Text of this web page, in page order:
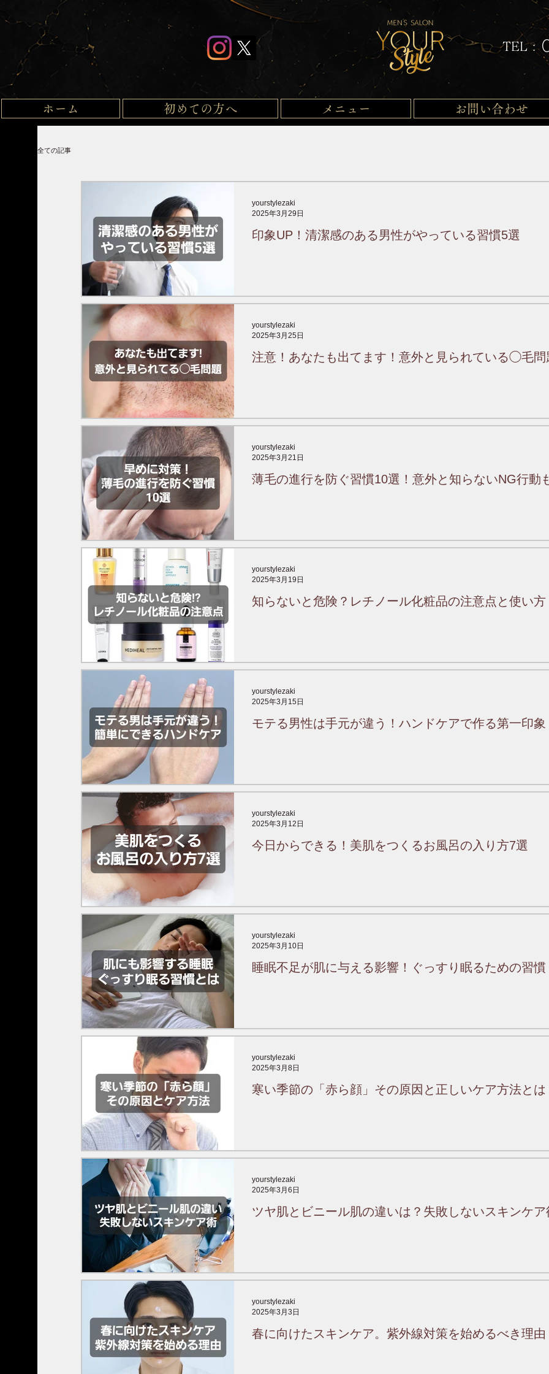
TEL :
ホーム 初めての方へ メニュー お問い合わせ
全ての記事
印象UP！清潔感のある男性がやっている習慣5選
yourstylezaki
2025年3月29日
注意！あなたも出てます！意外と見られている◯毛問
yourstylezaki
2025年3月25日
薄毛の進行を防ぐ習慣10選！意外と知らないNG行動
yourstylezaki
2025年3月21日
知らないと危険？レチノール化粧品の注意点と使い方
yourstylezaki
2025年3月19日
モテる男性は手元が違う！ハンドケアで作る第一印象
yourstylezaki
2025年3月15日
今日からできる！美肌をつくるお風呂の入り方7選
yourstylezaki
2025年3月12日
睡眠不足が肌に与える影響！ぐっすり眠るための習慣
yourstylezaki
2025年3月10日
寒い季節の「赤ら顔」その原因と正しいケア方法とは
yourstylezaki
2025年3月8日
ツヤ肌とビニール肌の違いは？失敗しないスキンケア
yourstylezaki
2025年3月6日
春に向けたスキンケア。紫外線対策を始めるべき理由
yourstylezaki
2025年3月3日